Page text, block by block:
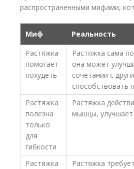
распространенными мифами,
Миф
Реальность
Растяжка
помогает
похудеть
Растяжка сама
она может
сочетании с
способствовать
Растяжка
полезна
только
для
гибкости
Растяжка
мышцы,
Растяжка
Растяжка